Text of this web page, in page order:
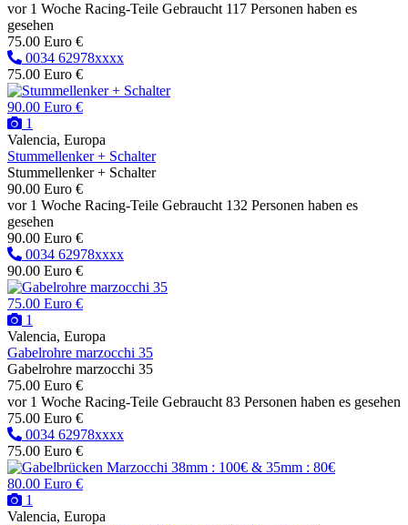
vor 1 Woche Racing-Teile Gebraucht 117 Personen haben es
gesehen
75.00 Euro €
0034 62978xxxx
75.00 Euro €
90.00 Euro €
1
Valencia, Europa
Stummellenker + Schalter
Stummellenker + Schalter
90.00 Euro €
vor 1 Woche Racing-Teile Gebraucht 132 Personen haben es
gesehen
90.00 Euro €
0034 62978xxxx
90.00 Euro €
75.00 Euro €
1
Valencia, Europa
Gabelrohre marzocchi 35
Gabelrohre marzocchi 35
75.00 Euro €
vor 1 Woche Racing-Teile Gebraucht 83 Personen haben es gesehen
75.00 Euro €
0034 62978xxxx
75.00 Euro €
80.00 Euro €
1
Valencia, Europa